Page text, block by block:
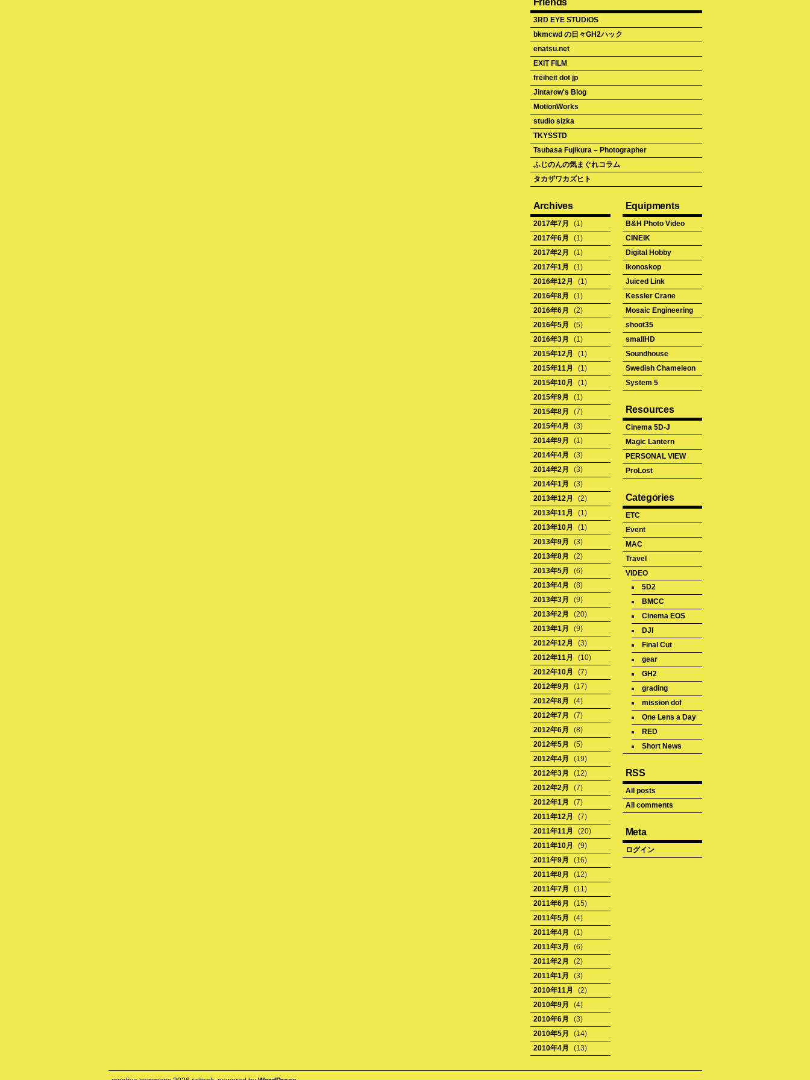
Friends
3RD EYE STUDiOS
bkmcwd の日々GH2ハック
enatsu.net
EXIT FILM
freiheit dot jp
Jintarow's Blog
MotionWorks
studio sizka
TKYSSTD
Tsubasa Fujikura – Photographer
ふじのんの気まぐれコラム
タカザワカズヒト
Archives
2017年7月
(1)
2017年6月
(1)
2017年2月
(1)
2017年1月
(1)
2016年12月
(1)
2016年8月
(1)
2016年6月
(2)
2016年5月
(5)
2016年3月
(1)
2015年12月
(1)
2015年11月
(1)
2015年10月
(1)
2015年9月
(1)
2015年8月
(7)
2015年4月
(3)
2014年9月
(1)
2014年4月
(3)
2014年2月
(3)
2014年1月
(3)
2013年12月
(2)
2013年11月
(1)
2013年10月
(1)
2013年9月
(3)
2013年8月
(2)
2013年5月
(6)
2013年4月
(8)
2013年3月
(9)
2013年2月
(20)
2013年1月
(9)
2012年12月
(3)
2012年11月
(10)
2012年10月
(7)
2012年9月
(17)
2012年8月
(4)
2012年7月
(7)
2012年6月
(8)
2012年5月
(5)
2012年4月
(19)
2012年3月
(12)
2012年2月
(7)
2012年1月
(7)
2011年12月
(7)
2011年11月
(20)
2011年10月
(9)
2011年9月
(16)
2011年8月
(12)
2011年7月
(11)
2011年6月
(15)
2011年5月
(4)
2011年4月
(1)
2011年3月
(6)
2011年2月
(2)
2011年1月
(3)
2010年11月
(2)
2010年9月
(4)
2010年6月
(3)
2010年5月
(14)
2010年4月
(13)
Equipments
B&H Photo Video
CINEIK
Digital Hobby
Ikonoskop
Juiced Link
Kessler Crane
Mosaic Engineering
shoot35
smallHD
Soundhouse
Swedish Chameleon
System 5
Resources
Cinema 5D-J
Magic Lantern
PERSONAL VIEW
ProLost
Categories
ETC
Event
MAC
Travel
VIDEO
5D2
BMCC
Cinema EOS
DJI
Final Cut
gear
GH2
grading
mission dof
One Lens a Day
RED
Short News
RSS
All posts
All comments
Meta
ログイン